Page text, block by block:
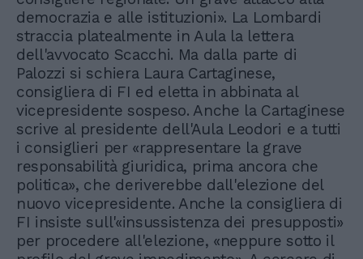
democrazia e alle istituzioni». La Lombardi
straccia platealmente in Aula la lettera
dell'avvocato Scacchi. Ma dalla parte di
Palozzi si schiera Laura Cartaginese,
consigliera di FI ed eletta in abbinata al
vicepresidente sospeso. Anche la Cartaginese
scrive al presidente dell'Aula Leodori e a tutti
i consiglieri per «rappresentare la grave
responsabilità giuridica, prima ancora che
politica», che deriverebbe dall'elezione del
nuovo vicepresidente. Anche la consigliera di
FI insiste sull'«insussistenza dei presupposti»
per procedere all'elezione, «neppure sotto il